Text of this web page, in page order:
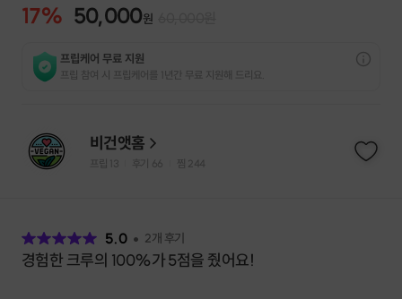
17% 50,000원
프립케어 무료 지원
프립 참여 시 프립케어를 1년간 무료 지원해 드리요.
비건앳홈
프립 13 후기 66 찜 244
5.0 2개 후기
경험한 크루의 100%가 5점을 줬어요!